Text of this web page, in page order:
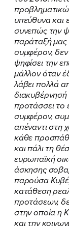
ΝΕΑ
ΕΛΑ
FB IN
υπεύθυνα και
συνεπώς την
παράταξή μας
συμφέρον,
ψηφίσει την
μάλλον όταν
λάβει πολλά
προτάσσει το
συμφέρον,
απέναντι στη
κάθε
και πάλι τη
ευρωπαϊκή
άσκησης
παρούσα
κατάθεση
προτάσεων,
στην οποία η
και την